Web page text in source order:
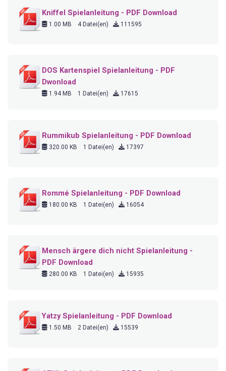
Kniffel Spielanleitung - PDF Download
1.00 MB 4 Datei(en) 111595
DOS Kartenspiel Spielanleitung - PDF
Dwonload
1.94 MB 1 Datei(en) 17615
Rummikub Spielanleitung - PDF Download
320.00 KB 1 Datei(en) 17397
Rommé Spielanleitung - PDF Download
180.00 KB 1 Datei(en) 16054
Mensch ärgere dich nicht Spielanleitung -
PDF Download
280.00 KB 1 Datei(en) 15935
Yatzy Spielanleitung - PDF Download
1.50 MB 2 Datei(en) 15539